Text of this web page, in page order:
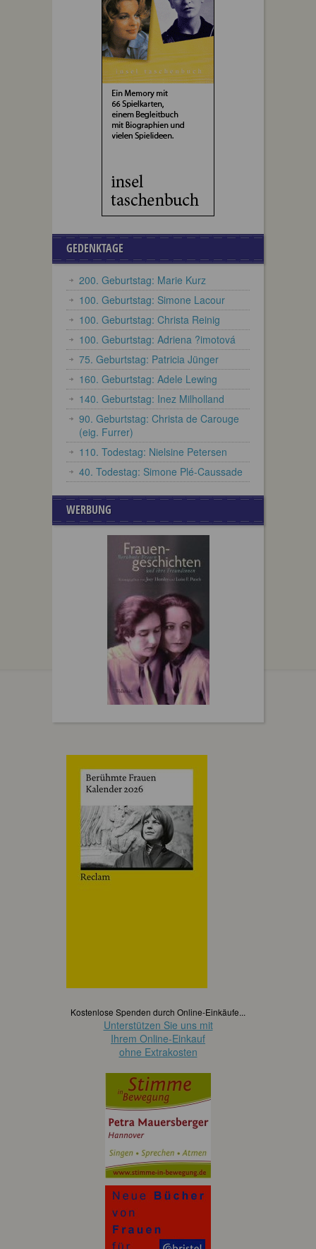
GEDENKTAGE
200. Geburtstag: Marie Kurz
100. Geburtstag: Simone Lacour
100. Geburtstag: Christa Reinig
100. Geburtstag: Adriena ?imotová
75. Geburtstag: Patricia Jünger
160. Geburtstag: Adele Lewing
140. Geburtstag: Inez Milholland
90. Geburtstag: Christa de Carouge
(eig. Furrer)
110. Todestag: Nielsine Petersen
40. Todestag: Simone Plé-Caussade
WERBUNG
Kostenlose Spenden durch Online-Einkäufe...
Unterstützen Sie uns mit
Ihrem Online-Einkauf
ohne Extrakosten